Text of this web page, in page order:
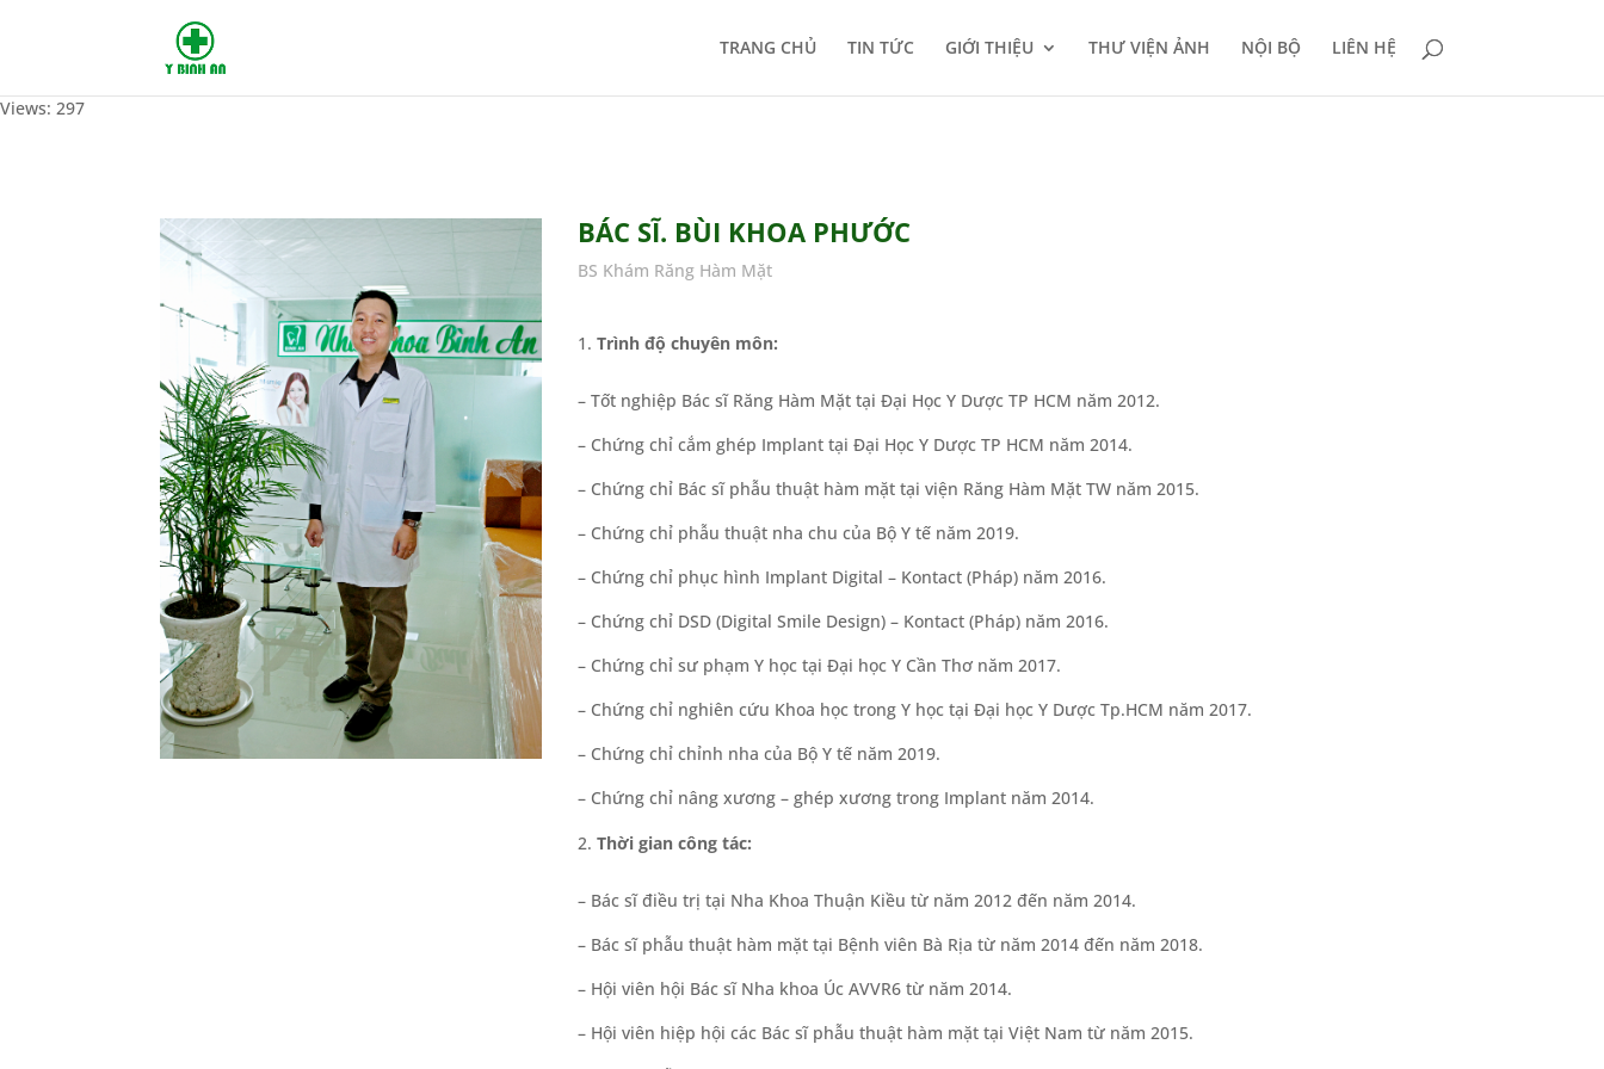
TRANG CHỦ TIN TỨC GIỚI THIỆU THƯ VIỆN ẢNH NỘI BỘ LIÊN HỆ
Views: 297
BÁC SĨ. BÙI KHOA PHƯỚC
BS Khám Răng Hàm Mặt
Trình độ chuyên môn:
– Tốt nghiệp Bác sĩ Răng Hàm Mặt tại Đại Học Y Dược TP HCM năm 2012.
– Chứng chỉ cắm ghép Implant tại Đại Học Y Dược TP HCM năm 2014.
– Chứng chỉ Bác sĩ phẫu thuật hàm mặt tại viện Răng Hàm Mặt TW năm 2015.
– Chứng chỉ phẫu thuật nha chu của Bộ Y tế năm 2019.
– Chứng chỉ phục hình Implant Digital – Kontact (Pháp) năm 2016.
– Chứng chỉ DSD (Digital Smile Design) – Kontact (Pháp) năm 2016.
– Chứng chỉ sư phạm Y học tại Đại học Y Cần Thơ năm 2017.
– Chứng chỉ nghiên cứu Khoa học trong Y học tại Đại học Y Dược Tp.HCM năm 2017.
– Chứng chỉ chỉnh nha của Bộ Y tế năm 2019.
– Chứng chỉ nâng xương – ghép xương trong Implant năm 2014.
Thời gian công tác:
– Bác sĩ điều trị tại Nha Khoa Thuận Kiều từ năm 2012 đến năm 2014.
– Bác sĩ phẫu thuật hàm mặt tại Bệnh viên Bà Rịa từ năm 2014 đến năm 2018.
– Hội viên hội Bác sĩ Nha khoa Úc AVVR6 từ năm 2014.
– Hội viên hiệp hội các Bác sĩ phẫu thuật hàm mặt tại Việt Nam từ năm 2015.